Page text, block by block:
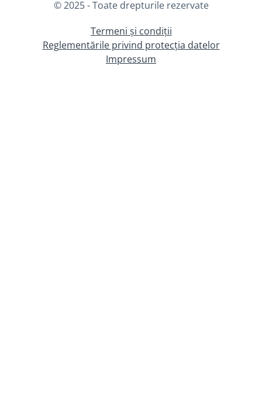
© 2025 - Toate drepturile rezervate
Termeni și condiții
Reglementările privind protecția datelor
Impressum